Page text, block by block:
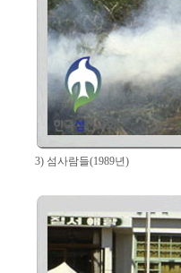
3) 섬사람들(1989년)